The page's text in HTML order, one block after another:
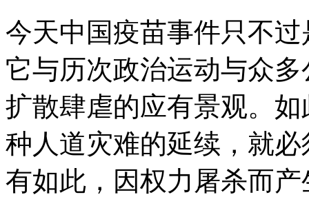
今天中国疫苗事件只不
它与历次政治运动与众
扩散肆虐的应有景观。
种人道灾难的延续，就
有如此，因权力屠杀而